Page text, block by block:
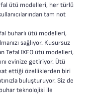
ütü modelleri, her türlü
tam not
buharlı ütü modelleri,
sağlıyor. Kusursuz
Tefal IXEO ütü modelleri,
evinize getiriyor. Ütü
ettiği özelliklerden biri
buluşturuyor. Siz de
teknolojisi ile